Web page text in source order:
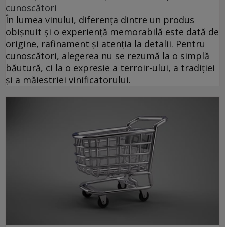
cunoscători
În lumea vinului, diferența dintre un produs
obișnuit și o experiență memorabilă este dată de
origine, rafinament și atenția la detalii. Pentru
cunoscători, alegerea nu se rezumă la o simplă
băutură, ci la o expresie a terroir-ului, a tradiției
și a măiestriei vinificatorului.